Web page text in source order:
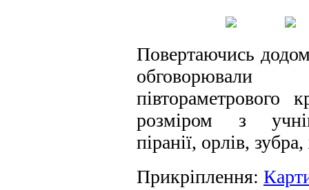
Повертаючись
обговорювали
півтораметрового
розміром з
піранії, орлів,
Прикріплення: